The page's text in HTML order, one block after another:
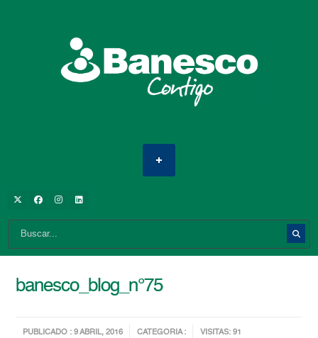
banesco_blog_n°75
PUBLICADO : 9 ABRIL, 2016 CATEGORIA : VISITAS: 91